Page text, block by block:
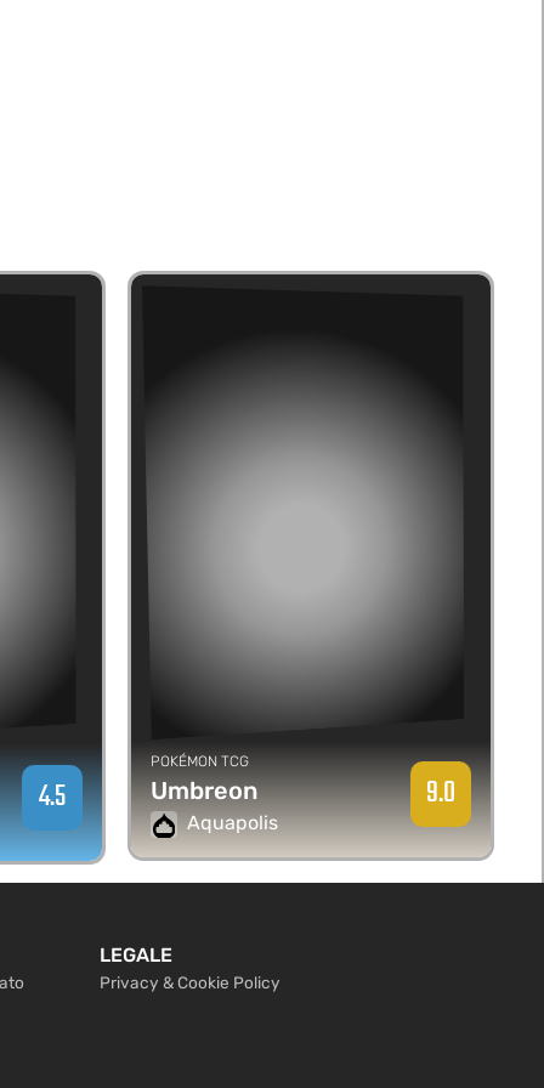
4.5
POKÉMON TCG
Umbreon
Aquapolis
9.0
LEGALE
Privacy & Cookie Policy